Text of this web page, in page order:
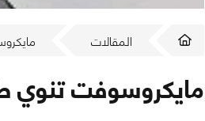
المقالات مايكروسوفت
مايكروسوفت تنوي طرح ويندوز 8